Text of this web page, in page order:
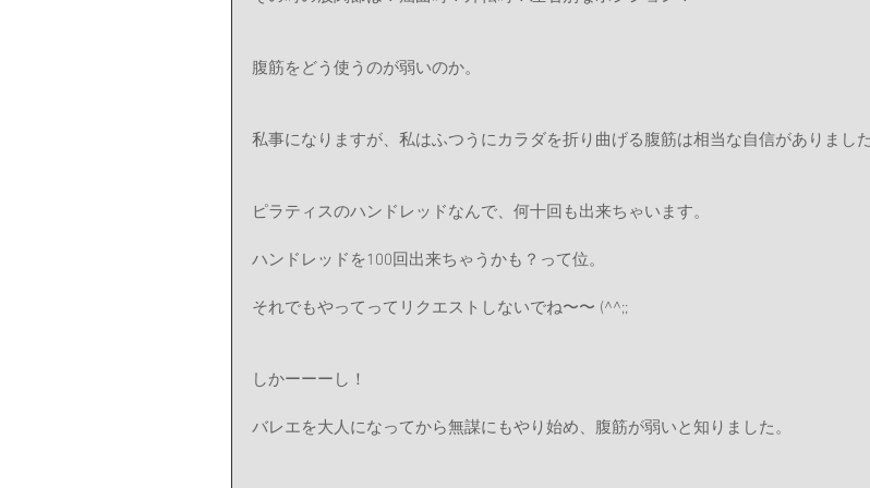
腹筋をどう使うのが弱いのか。
私事になりますが、私はふつうにカラダを折り曲げる腹筋は相当な自信がありました
ピラティスのハンドレッドなんで、何十回も出来ちゃいます。
ハンドレッドを100回出来ちゃうかも？って位。
それでもやってってリクエストしないでね〜〜 (^^;;
しかーーーし！
バレエを大人になってから無謀にもやり始め、腹筋が弱いと知りました。